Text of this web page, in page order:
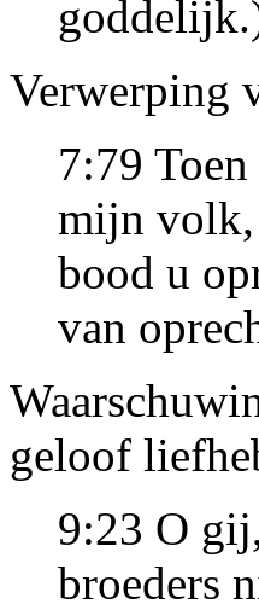
Verwerping
7:79
mijn volk,
bood u
van
geloof
9:23 O
broeders